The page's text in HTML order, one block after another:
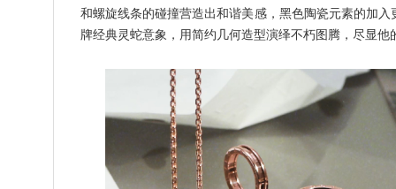
和螺旋线条的碰撞营造出和谐美感，黑色陶瓷元素的加
牌经典灵蛇意象，用简约几何造型演绎不朽图腾，尽显他